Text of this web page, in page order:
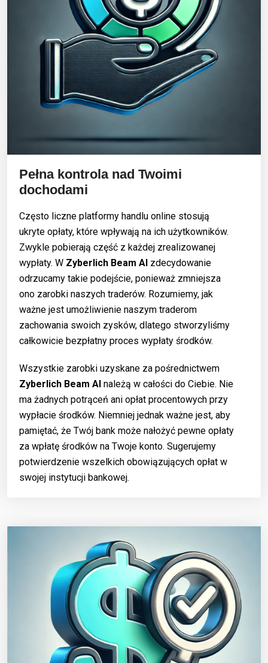
Pełna kontrola nad Twoimi
dochodami
Często liczne platformy handlu online stosują
ukryte opłaty, które wpływają na ich użytkowników.
Zwykle pobierają część z każdej zrealizowanej
wypłaty. W Zyberlich Beam AI zdecydowanie
odrzucamy takie podejście, ponieważ zmniejsza
ono zarobki naszych traderów. Rozumiemy, jak
ważne jest umożliwienie naszym traderom
zachowania swoich zysków, dlatego stworzyliśmy
całkowicie bezpłatny proces wypłaty środków.
Wszystkie zarobki uzyskane za pośrednictwem
Zyberlich Beam AI należą w całości do Ciebie. Nie
ma żadnych potrąceń ani opłat procentowych przy
wypłacie środków. Niemniej jednak ważne jest, aby
pamiętać, że Twój bank może nałożyć pewne opłaty
za wpłatę środków na Twoje konto. Sugerujemy
potwierdzenie wszelkich obowiązujących opłat w
swojej instytucji bankowej.